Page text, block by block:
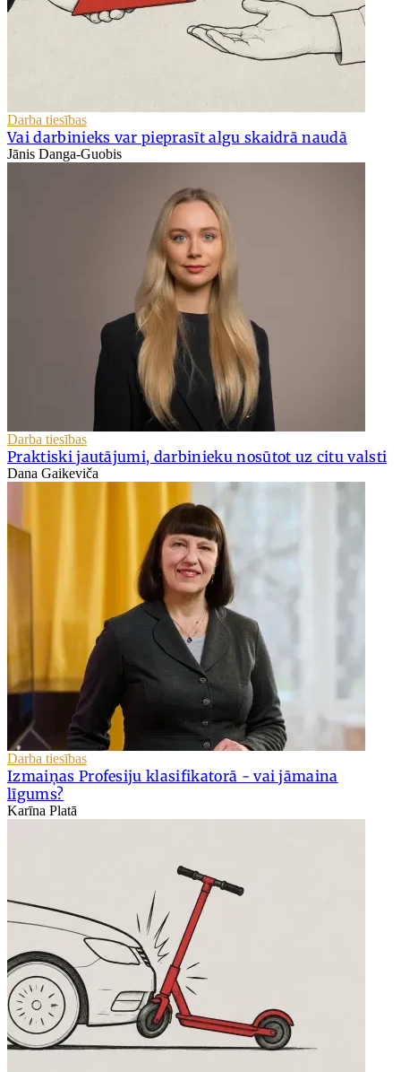
Darba tiesības
Vai darbinieks var pieprasīt algu skaidrā naudā
Jānis Danga-Guobis
Darba tiesības
Praktiski jautājumi, darbinieku nosūtot uz citu valsti
Dana Gaikeviča
Darba tiesības
Izmaiņas Profesiju klasifikatorā - vai jāmaina
līgums?
Karīna Platā